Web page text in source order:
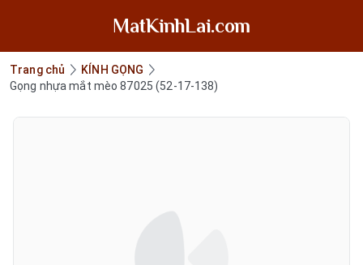
MatKinhLai.com
Trang chủ
KÍNH GỌNG
Gọng nhựa mắt mèo 87025 (52-17-138)